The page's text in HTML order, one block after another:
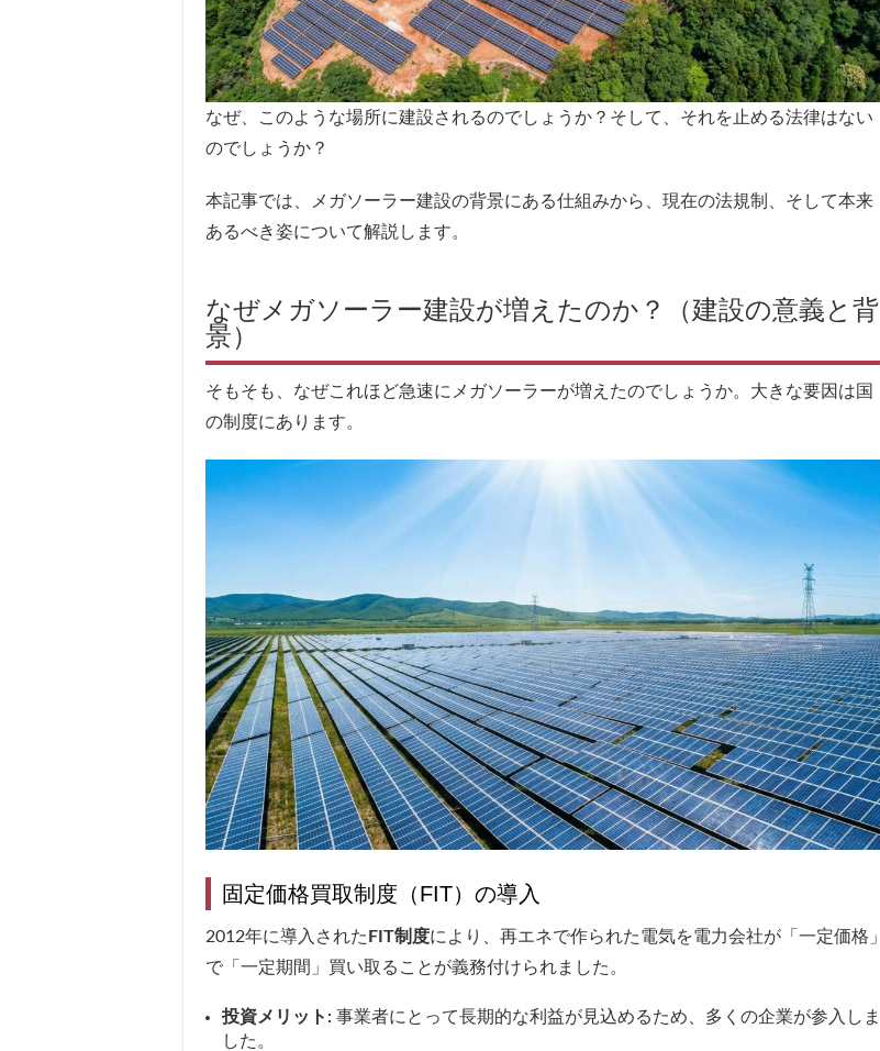
なぜ、このような場所に建設されるのでしょうか？そして、それを止める法律はない
のでしょうか？
本記事では、メガソーラー建設の背景にある仕組みから、現在の法規制、そして本来
あるべき姿について解説します。
なぜメガソーラー建設が増えたのか？（建設の意義と背
景）
そもそも、なぜこれほど急速にメガソーラーが増えたのでしょうか。大きな要因は国
の制度にあります。
固定価格買取制度（FIT）の導入
2012年に導入された FIT制度により、再エネで作られた電気を電力会社が「一定価格」
で「一定期間」買い取ることが義務付けられました。
投資メリット: 事業者にとって長期的な利益が見込めるため、多くの企業が参入しま
した。